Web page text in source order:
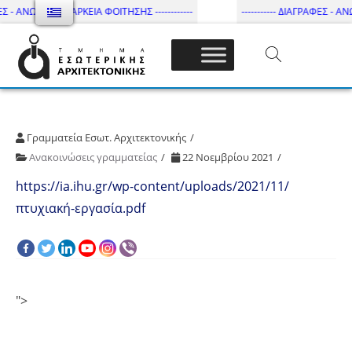
ΑΝΩΤΑΤΗ ΔΙΑΡΚΕΙΑ ΦΟΙΤΗΣΗΣ ------------ ----------- ΔΙΑΓΡΑΦΕΣ -
Τμήμα Εσωτ. Αρχιτεκτονικής – ΔΙ.ΠΑ.Ε
Γραμματεία Εσωτ. Αρχιτεκτονικής
Ανακοινώσεις γραμματείας
22 Νοεμβρίου 2021
https://ia.ihu.gr/wp-content/uploads/2021/11/
πτυχιακή-εργασία.pdf
">